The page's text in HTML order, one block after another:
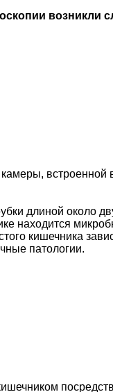
встроенной
длиной около
находится
кишечника
патологии.